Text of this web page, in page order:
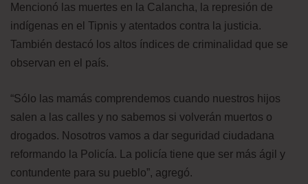
Mencionó las muertes en la Calancha, la represión de
indígenas en el Tipnis y atentados contra la justicia.
También destacó los altos índices de criminalidad que se
observan en el país.
“Sólo las mamás comprendemos cuando nuestros hijos
salen a las calles y no sabemos si volverán muertos o
drogados. Nosotros vamos a dar seguridad ciudadana
reformando la Policía. La policía tiene que ser más ágil y
contundente para su pueblo”, agregó.